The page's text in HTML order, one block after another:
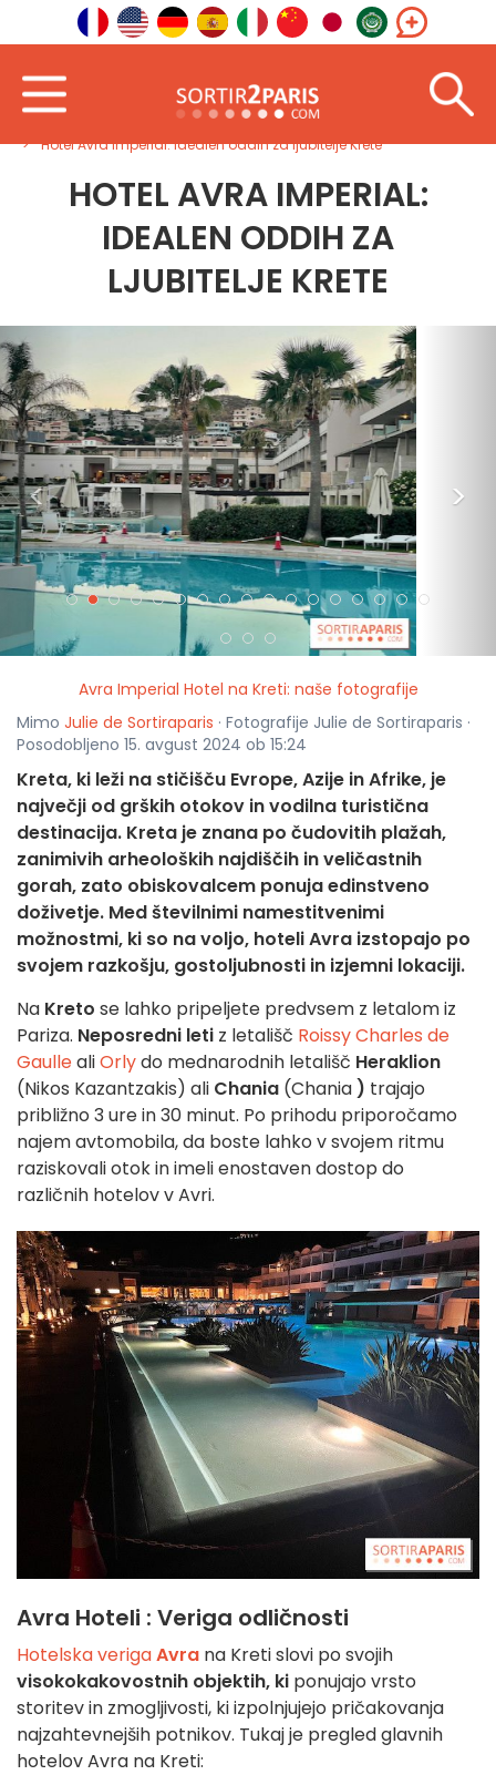
Hotel Avra Imperial: idealen oddih za ljubitelje Krete
HOTEL AVRA IMPERIAL:
IDEALEN ODDIH ZA
LJUBITELJE KRETE
< >
Avra Imperial Hotel na Kreti: naše fotografije
Mimo Julie de Sortiraparis · Fotografije Julie de Sortiraparis ·
Posodobljeno 15. avgust 2024 ob 15:24
Kreta, ki leži na stičišču Evrope, Azije in Afrike, je
največji od grških otokov in vodilna turistična
destinacija. Kreta je znana po čudovitih plažah,
zanimivih arheoloških najdiščih in veličastnih
gorah, zato obiskovalcem ponuja edinstveno
doživetje. Med številnimi namestitvenimi
možnostmi, ki so na voljo, hoteli Avra izstopajo po
svojem razkošju, gostoljubnosti in izjemni lokaciji.
Na Kreto se lahko pripeljete predvsem z letalom iz
Pariza. Neposredni leti z letališč Roissy Charles de
GaullealiOrlydo mednarodnih letališč Heraklion
(Nikos Kazantzakis) ali Chania (Chania ) trajajo
približno 3 ure in 30 minut. Po prihodu priporočamo
najem avtomobila, da boste lahko v svojem ritmu
raziskovali otok in imeli enostaven dostop do
različnih hotelov v Avri.
Avra Hoteli : Veriga odličnosti
Hotelska verigaAvra na Kreti slovi po svojih
visokokakovostnih objektih, ki ponujajo vrsto
storitev in zmogljivosti, ki izpolnjujejo pričakovanja
najzahtevnejših potnikov. Tukaj je pregled glavnih
hotelov Avra na Kreti: